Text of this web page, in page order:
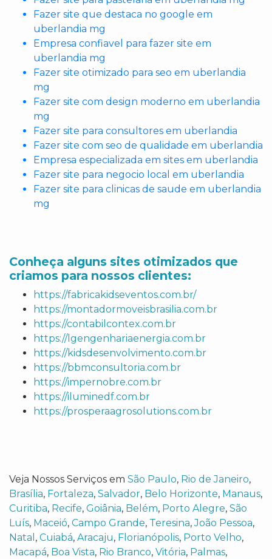
Fazer site que destaca no google em
uberlandia mg
Empresa confiavel para fazer site em
uberlandia mg
Fazer site otimizado para seo em uberlandia
mg
Fazer site com design moderno em uberlandia
mg
Fazer site para consultores em uberlandia
Fazer site com seo de qualidade em uberlandia
Empresa especializada em sites em uberlandia
Fazer site para negocio local em uberlandia
Fazer site para clinicas de saude em uberlandia
mg
Conheça alguns sites otimizados que
criamos para nossos clientes:
https://fabricakidseventos.com.br/
https://montadormoveisbrasilia.com.br
https://contabilcontex.com.br
https://lgengenhariaenergia.com.br
https://kidsdesenvolvimento.com.br
https://bbmconsultoria.com.br
https://impernobre.com.br
https://iluminedf.com.br
https://prosperaagrosolutions.com.br
Veja Nossos Serviços em São Paulo, Rio de Janeiro,
Brasília, Fortaleza, Salvador, Belo Horizonte, Manaus,
Curitiba, Recife, Goiânia, Belém, Porto Alegre, São
Luís, Maceió, Campo Grande, Teresina,João Pessoa,
Natal , Cuiabá, Aracaju, Florianópolis, Porto Velho,
Macapá, Boa Vista, Rio Branco, Vitória, Palmas,